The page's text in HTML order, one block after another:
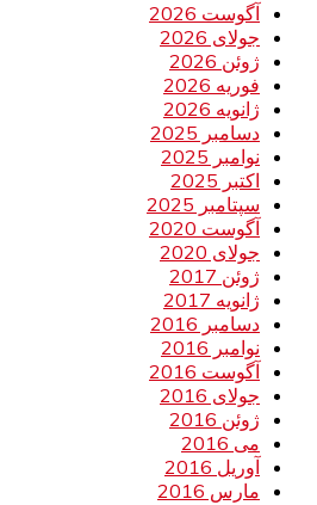
آگوست 2026
جولای 2026
ژوئن 2026
فوریه 2026
ژانویه 2026
دسامبر 2025
نوامبر 2025
اکتبر 2025
سپتامبر 2025
آگوست 2020
جولای 2020
ژوئن 2017
ژانویه 2017
دسامبر 2016
نوامبر 2016
آگوست 2016
جولای 2016
ژوئن 2016
می 2016
آوریل 2016
مارس 2016